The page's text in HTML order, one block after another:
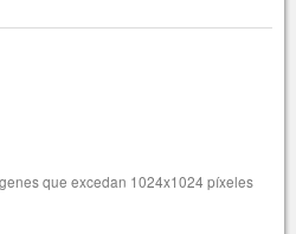
que excedan 1024x1024 píxeles